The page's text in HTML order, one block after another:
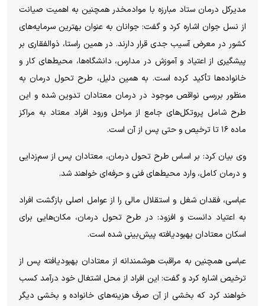
مدیرکل درمان ستاد مبارزه با موادمخدر همچنین به اهمیت صیانت
از نسل جوان اشاره کرد و گفت: جوانان به عنوان بهترین سرمایه‌های
کشور در معرض آسیب جدی قرار دارند. در همین راستا، ذوالفقاری بر
پیشگیری از اعتیاد و آموزش در مدارس، دانشگاه‌ها، محیط‌های کار و
خانواده‌ها تأکید کرده است. به همین دلیل، طرح تحول درمان به
منظور بررسی نواقص موجود در درمان معتادان تدوین شده و این
طرح شامل پروتکل‌های جامع از مراحل ورود افراد معتاد به مراکز
ماده ۱۶ تا ترخیص و حتی پس از آن است.
وی بیان کرد: بر اساس طرح تحول درمان، معتادان پس از سم‌زدایی
و درمان کامل، وارد محیط‌های فنی و حرفه‌ای خواهند شد.
عباسی، فقدان شغل و استقلال مالی را از عوامل اصلی بازگشت افراد
به اعتیاد دانست و افزود: در طرح تحول درمان، مکان‌هایی برای
اسکان معتادان بهبودیافته پیش‌بینی شده است.
عباسی همچنین به مراقبت هوشمندانه از معتادان بهبودیافته پس از
ترخیص اشاره کرد و گفت: این افراد از محل اشتغال خود درآمد کسب
خواهند کرد که بخشی از آن صرف هزینه‌های خانواده و بخشی دیگر